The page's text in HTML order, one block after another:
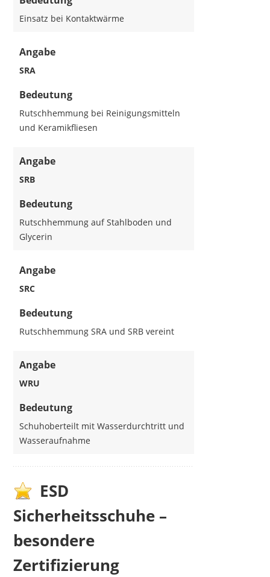
Einsatz bei Kontaktwärme
Angabe
SRA
Bedeutung
Rutschhemmung bei Reinigungsmitteln
und Keramikfliesen
Angabe
SRB
Bedeutung
Rutschhemmung auf Stahlboden und
Glycerin
Angabe
SRC
Bedeutung
Rutschhemmung SRA und SRB vereint
Angabe
WRU
Bedeutung
Schuhoberteilt mit Wasserdurchtritt und
Wasseraufnahme
ESD
Sicherheitsschuhe –
besondere
Zertifizierung